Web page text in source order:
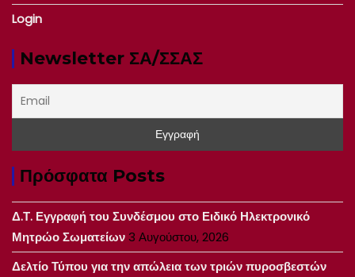
Login
Newsletter ΣΑ/ΣΣΑΣ
Πρόσφατα Posts
Δ.Τ. Εγγραφή του Συνδέσμου στο Ειδικό Ηλεκτρονικό
Μητρώο Σωματείων3 Αυγούστου, 2026
Δελτίο Τύπου για την απώλεια των τριών πυροσβεστών